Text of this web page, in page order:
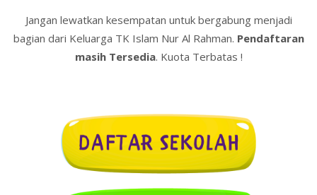
Jangan lewatkan kesempatan untuk bergabung menjadi
bagian dari Keluarga TK Islam Nur Al Rahman. Pendaftaran
masih Tersedia. Kuota Terbatas !